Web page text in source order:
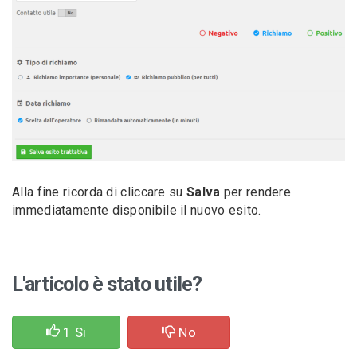
Alla fine ricorda di cliccare su Salva per rendere
immediatamente disponibile il nuovo esito.
L'articolo è stato utile?
1 Si No